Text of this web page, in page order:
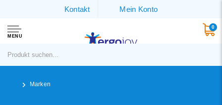
Kontakt Mein Konto
MENU
0
Marken